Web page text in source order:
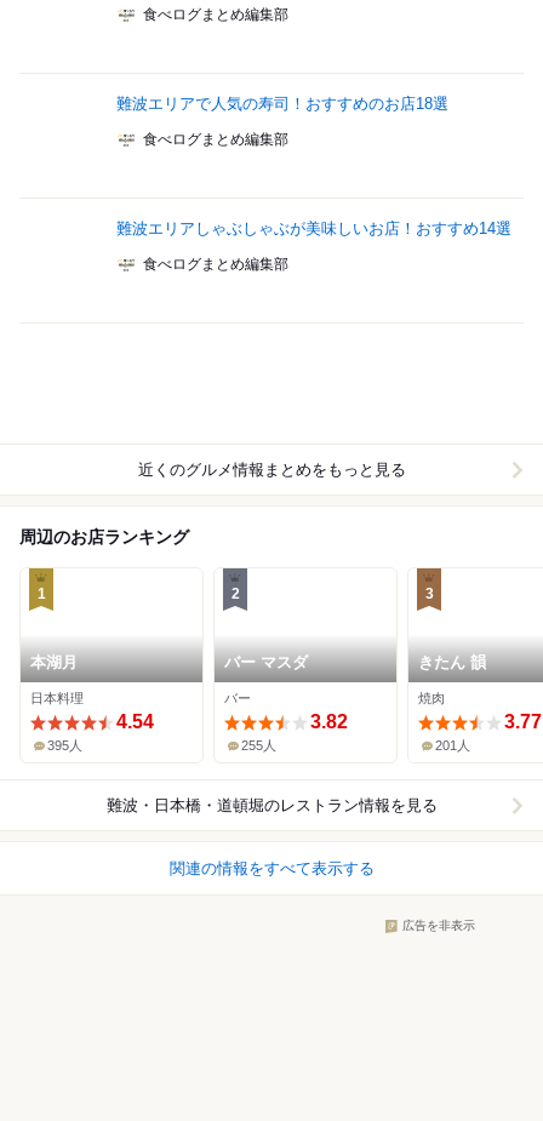
食べログまとめ編集部
難波エリアで人気の寿司！おすすめのお店18選
食べログまとめ編集部
難波エリアしゃぶしゃぶが美味しいお店！おすすめ14選
食べログまとめ編集部
近くのグルメ情報まとめをもっと見る
周辺のお店ランキング
1
本湖月
日本料理
4.54
395人
2
バー マスダ
バー
3.82
255人
3
きたん 韻
焼肉
3.77
201人
難波・日本橋・道頓堀のレストラン情報を見る
関連の情報をすべて表示する
広告を非表示